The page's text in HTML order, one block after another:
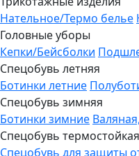
Нательное/Термо белье
Головные уборы
Кепки/Бейсболки
Спецобувь летняя
Ботинки летние
Спецобувь зимняя
Ботинки зимние
Спецобувь термостойкая
Спецобувь для защиты